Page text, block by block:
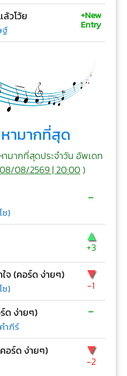
ล้วโว้ย
ฐ์
+New
Entry
ามากที่สุด
มากที่สุดประจำวัน อัพเดท
08/2569 | 20:00)
ซ)
-
▲
+3
จ (คอร์ด ง่ายๆ)
ซ)
▼
-1
ด ง่ายๆ)
ำภีร์
-
อร์ด ง่ายๆ) ▼
-2